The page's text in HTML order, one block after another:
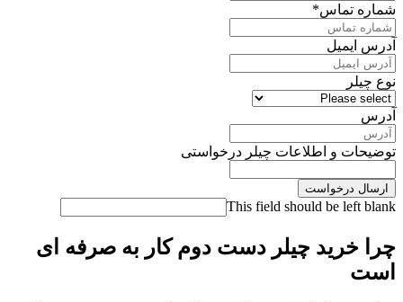
تماس *
و اطلاعات چیلر درخواستی
درخواست
This field should be
چیلر دست دوم کار به صرفه ای